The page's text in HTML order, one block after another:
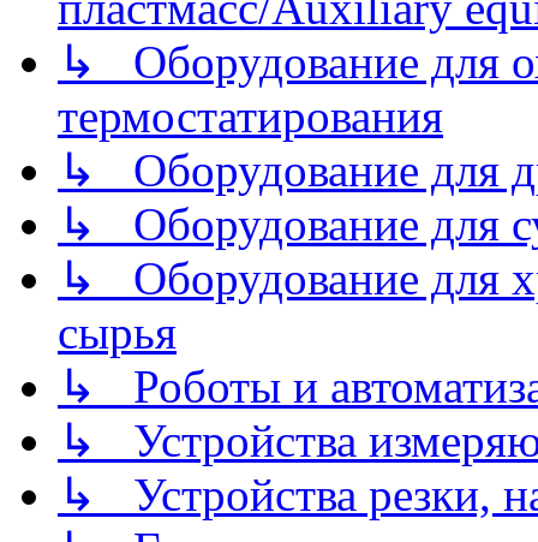
↳ Оборудование для
термостатирования
↳ Оборудование для
↳ Оборудование для
↳ Оборудование для
сырья
↳ Роботы и
↳ Устройства
↳ Устройства резки,